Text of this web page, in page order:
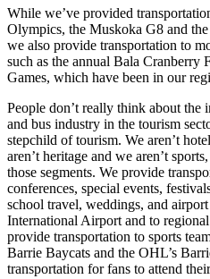
While we’ve provided
Olympics, the Muskoka G8 and
we also provide transportation to
such as the annual Bala Cranberry
Games, which have been in our
People don’t really think about the
and bus industry in the tourism
stepchild of tourism. We aren’t
aren’t heritage and we aren’t
those segments. We provide
conferences, special events,
school travel, weddings, and
International Airport and to
provide transportation to sports
Barrie Baycats and the OHL’s
transportation for fans to attend